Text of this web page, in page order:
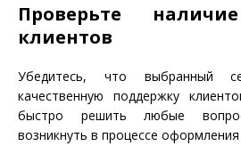
Проверьте
клиентов
Убедитесь, что выбранный
качественную поддержку
быстро решить любые
возникнуть в процессе